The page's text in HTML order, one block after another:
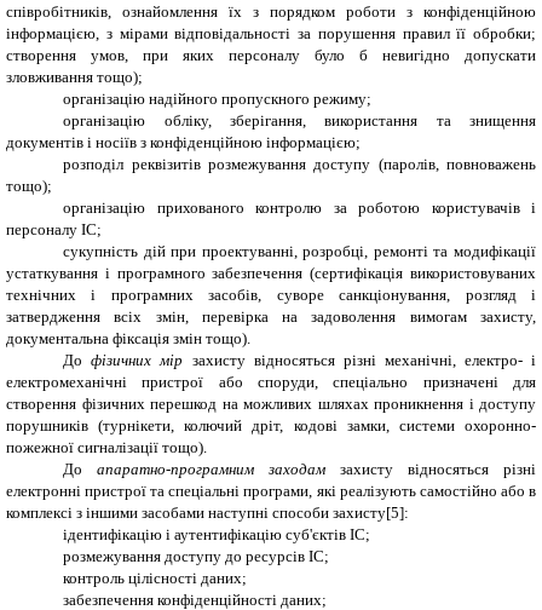
співробітників, ознайомлення їх з порядком роботи з конфіденційною
інформацією, з мірами відповідальності за порушення правил її обробки;
створення умов, при яких персоналу було б невигідно допускати
зловживання тощо);
організацію надійного пропускного режиму;
організацію обліку, зберігання, використання та знищення
документів і носіїв з конфіденційною інформацією;
розподіл реквізитів розмежування доступу (паролів, повноважень
тощо);
організацію прихованого контролю за роботою користувачів і
персоналу ІС;
сукупність дій при проектуванні, розробці, ремонті та модифікації
устаткування і програмного забезпечення (сертифікація використовуваних
технічних і програмних засобів, суворе санкціонування, розгляд і
затвердження всіх змін, перевірка на задоволення вимогам захисту,
документальна фіксація змін тощо).
Дофізичних мір захисту відносяться різні механічні, електро- і
електромеханічні пристрої або споруди, спеціально призначені для
створення фізичних перешкод на можливих шляхах проникнення і доступу
порушників (турнікети, колючий дріт, кодові замки, системи охоронно-
пожежної сигналізації тощо).
Доапаратно-програмним заходам захисту відносяться різні
електронні пристрої та спеціальні програми, які реалізують самостійно або в
комплексі з іншими засобами наступні способи захисту[5]:
ідентифікацію і аутентифікацію суб'єктів ІС;
розмежування доступу до ресурсів ІС;
контроль цілісності даних;
забезпечення конфіденційності даних;